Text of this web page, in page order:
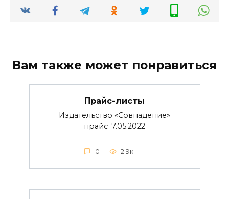
Вам также может понравиться
Прайс-листы
Издательство «Совпадение»
прайс_7.05.2022
0 2.9к.